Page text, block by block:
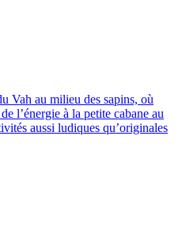
Vah au milieu des sapins, où
l’énergie à la petite cabane au
aussi ludiques qu’originales